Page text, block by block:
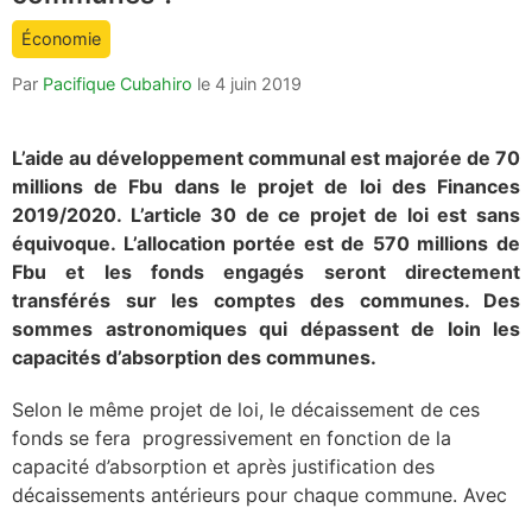
count
Économie
Par Pacifique Cubahiro le 4 juin 2019
L’aide au développement communal est majorée de 70
millions de Fbu dans le projet de loi des Finances
2019/2020. L’article 30 de ce projet de loi est sans
équivoque. L’allocation portée est de 570 millions de
Fbu et les fonds engagés seront directement
transférés sur les comptes des communes. Des
sommes astronomiques qui dépassent de loin les
capacités d’absorption des communes.
Selon le même projet de loi, le décaissement de ces
fonds se fera progressivement en fonction de la
capacité d’absorption et après justification des
décaissements antérieurs pour chaque commune. Avec